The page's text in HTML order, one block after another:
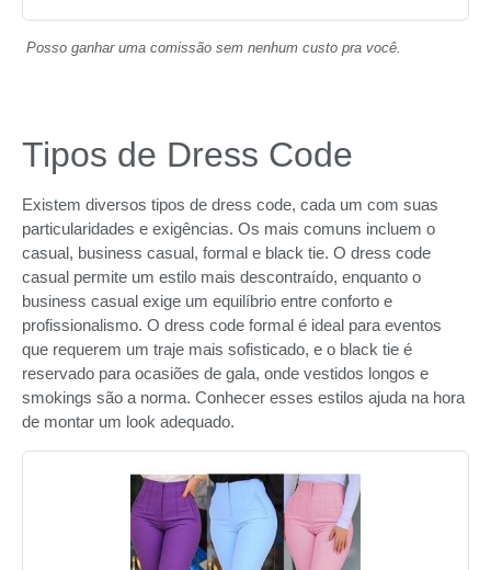
Posso ganhar uma comissão sem nenhum custo pra você.
Tipos de Dress Code
Existem diversos tipos de dress code, cada um com suas
particularidades e exigências. Os mais comuns incluem o
casual, business casual, formal e black tie. O dress code
casual permite um estilo mais descontraído, enquanto o
business casual exige um equilíbrio entre conforto e
profissionalismo. O dress code formal é ideal para eventos
que requerem um traje mais sofisticado, e o black tie é
reservado para ocasiões de gala, onde vestidos longos e
smokings são a norma. Conhecer esses estilos ajuda na hora
de montar um look adequado.